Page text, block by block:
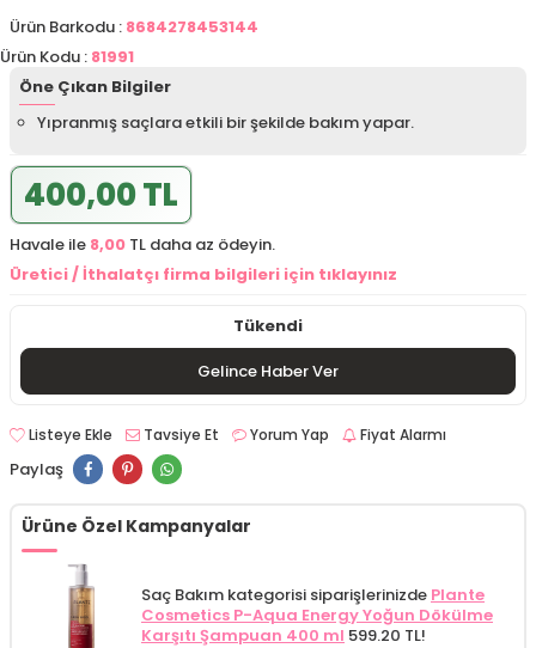
Ürün Barkodu : 8684278453144
Ürün Kodu : 81991
Öne Çıkan Bilgiler
Yıpranmış saçlara etkili bir şekilde bakım yapar.
400,00 TL
Havale ile 8,00 TL daha az ödeyin.
Üretici / İthalatçı firma bilgileri için tıklayınız
Tükendi
Gelince Haber Ver
Listeye Ekle Tavsiye Et Yorum Yap Fiyat Alarmı
Paylaş
Ürüne Özel Kampanyalar
Saç Bakım kategorisi siparişlerinizde Plante
Cosmetics P-Aqua Energy Yoğun Dökülme
Karşıtı Şampuan 400 ml 599.20 TL!